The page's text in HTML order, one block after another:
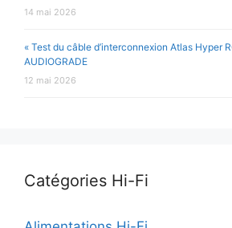
14 mai 2026
« Test du câble d’interconnexion Atlas Hyper
AUDIOGRADE
12 mai 2026
Catégories Hi-Fi